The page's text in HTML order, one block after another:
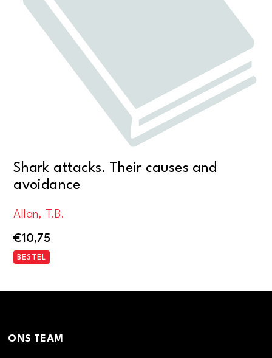
Shark attacks. Their causes and
avoidance
Allan, T.B.
€10,75
BESTEL
ONS TEAM